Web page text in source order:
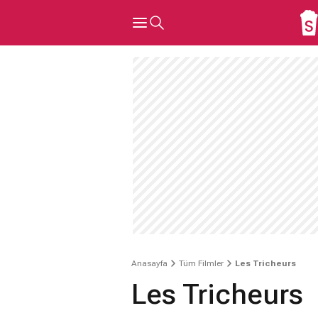
Anasayfa Tüm Filmler Les Tricheurs
Les Tricheurs